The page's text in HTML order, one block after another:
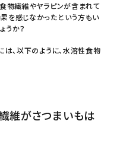
物繊維やヤラピンが含まれて
果を感じなかったという方もい
うか？
、以下のように、水溶性食物
維がさつまいもは